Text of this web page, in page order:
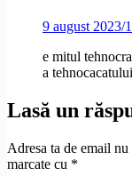
9 august 2023/
e mitul
a
Lasă un
Adresa ta de email
marcate cu *